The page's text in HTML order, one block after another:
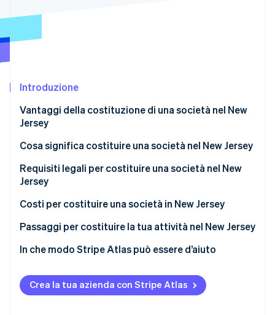
Prevenzione delle frodi
Climate
Identity
Verifica online dell'identità
Stripe Sessions 2026
Scopri come Stripe sta costruendo l'infrastruttura
Guarda ora
Introduzione
Vantaggi della costituzione di una società nel New
Jersey
Cosa significa costituire una società nel New Jersey
Requisiti legali per costituire una società nel New
Jersey
Denominazione sociale conforme
Agente autorizzato
Atto costitutivo (archiviazione nei registri pubblici)
Governance interna
Dichiarazioni e registrazioni fiscali
Costi per costituire una società in New Jersey
Passaggi per costituire la tua attività nel New Jersey
Definisci la struttura della società
Scegli e conferma il nome
Nomina un agente autorizzato
In che modo Stripe Atlas può essere d’aiuto
Candidatura ad Atlas
Accettazione di pagamenti e operazioni bancarie
Crea la tua azienda con Stripe Atlas